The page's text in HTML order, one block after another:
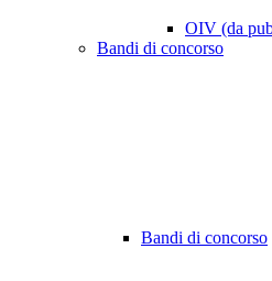
OIV (da
Bandi di concorso
Bandi di concorso